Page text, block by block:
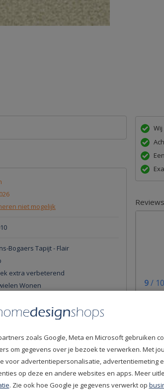
niet mogelijk
Bogaers Tapijt - Flair
extra verbeterend
Wonen
Ja
trapgebruik
projectgebruik
Reviews
9/ 10
Heel
zoals Google, Meta en Microsoft gebruiken
om gegevens over je bezoek te verwerken. Met
voor advertentiepersonalisatie, advertentiemeting
op deze en andere websites en apps. Meer
. Zie ook hoe Google je gegevens verwerkt op